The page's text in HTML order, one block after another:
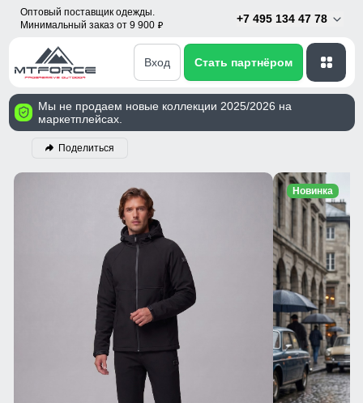
Оптовый поставщик одежды.
Минимальный заказ от 9 900 p
+7 495 134 47 78
Вход Стать партнёром
Мы не продаем новые коллекции 2025/2026 на
маркетплейсах.
Поделиться
Новинка